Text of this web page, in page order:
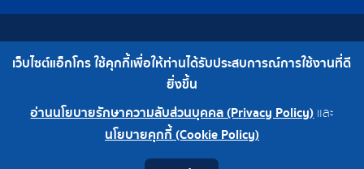
สงวนลิขสิทธิ์ © 2562 บริษัท แอ็กโกร (ประเทศไทย) จำกัด
เบอร์โทร : 0-2308-2102 | โทรสาร : 0-2308-2487
เว็บไซต์แอ็กโกร ใช้คุกกี้เพื่อให้ท่านได้รับประสบการณ์การใช้งานที่ดี
ยิ่งขึ้น
อ่านนโยบายรักษาความลับส่วนบุคคล (Privacy Policy) และ
นโยบายคุกกี้ (Cookie Policy)
0-2308-2102
โรงงาน 0-2324-0515-6